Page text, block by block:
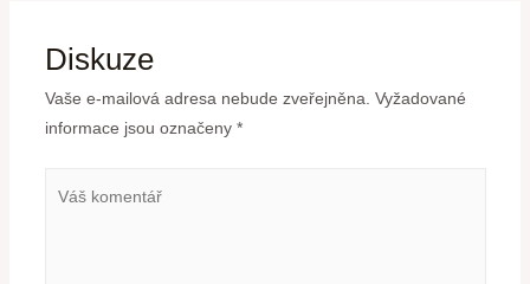
Diskuze
Vaše e-mailová adresa nebude zveřejněna. Vyžadované
informace jsou označeny *